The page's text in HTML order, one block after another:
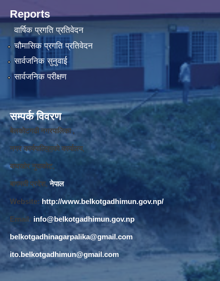
Reports
वार्षिक प्रगति प्रतिवेदन
चौमासिक प्रगति प्रतिवेदन
सार्वजनिक सुनुवाई
सार्वजनिक परीक्षण
सम्पर्क विवरण
बेलकोटगढी नगरपालिका ,
नगर कार्यपालिकाको कार्यालय,
बाघखोर नुवाकोट,
बागमती प्रदेश, नेपाल
Website: http://www.belkotgadhimun.gov.np/
Email: info@belkotgadhimun.gov.np
belkotgadhinagarpalika@gmail.com
ito.belkotgadhimun@gmail.com